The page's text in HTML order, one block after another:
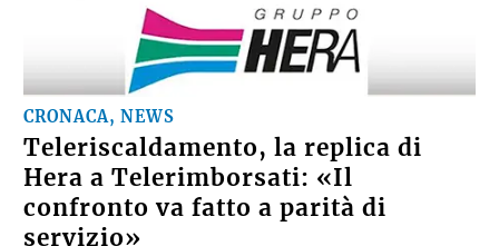
CRONACA, NEWS
Teleriscaldamento, la replica di
Hera a Telerimborsati: «Il
confronto va fatto a parità di